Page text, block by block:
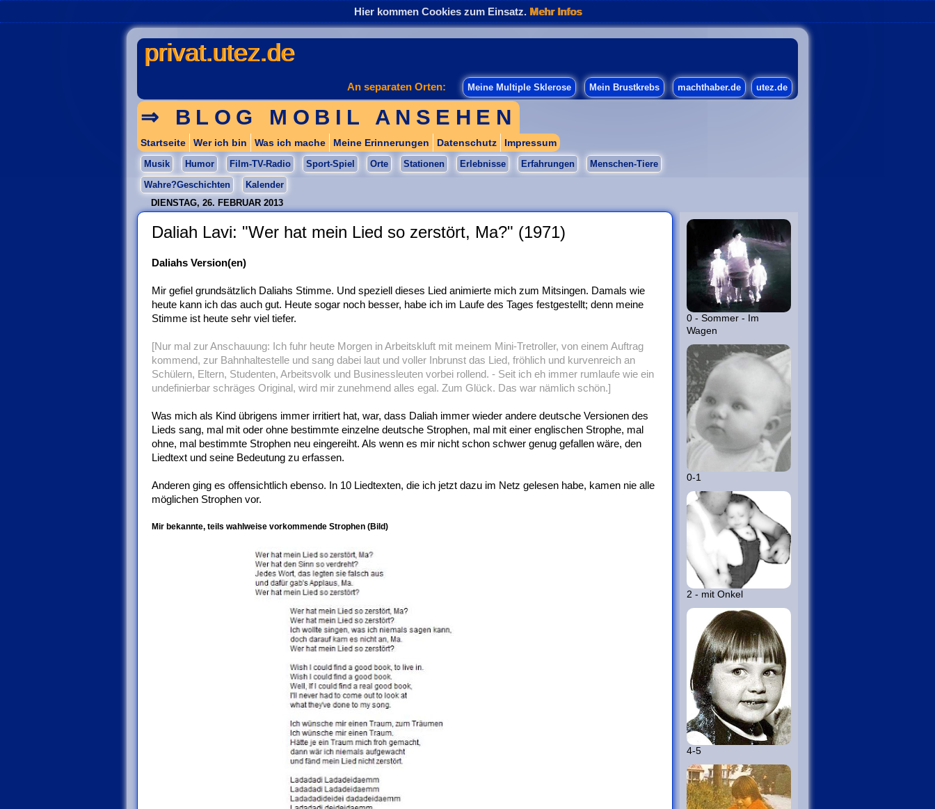
Hier kommen Cookies zum Einsatz. Mehr Infos
privat.utez.de
An separaten Orten: Meine Multiple Sklerose Mein Brustkrebs machthaber.de utez.de
⇒ BLOG MOBIL ANSEHEN
Startseite Wer ich bin Was ich mache Meine Erinnerungen Datenschutz Impressum
Musik Humor Film-TV-Radio Sport-Spiel Orte Stationen Erlebnisse Erfahrungen
Menschen-Tiere
Wahre?Geschichten
Kalender
DIENSTAG, 26. FEBRUAR 2013
Daliah Lavi: "Wer hat mein Lied so zerstört, Ma?" (1971)
Daliahs Version(en)
Mir gefiel grundsätzlich Daliahs Stimme. Und speziell dieses Lied animierte mich zum Mitsingen. Damals wie
heute kann ich das auch gut. Heute sogar noch besser, habe ich im Laufe des Tages festgestellt; denn meine
Stimme ist heute sehr viel tiefer.
[Nur mal zur Anschauung: Ich fuhr heute Morgen in Arbeitskluft mit meinem Mini-Tretroller, von einem Auftrag
kommend, zur Bahnhaltestelle und sang dabei laut und voller Inbrunst das Lied, fröhlich und kurvenreich an
Schülern, Eltern, Studenten, Arbeitsvolk und Businessleuten vorbei rollend. - Seit ich eh immer rumlaufe wie ein
undefinierbar schräges Original, wird mir zunehmend alles egal. Zum Glück. Das war nämlich schön.]
Was mich als Kind übrigens immer irritiert hat, war, dass Daliah immer wieder andere deutsche Versionen des
Lieds sang, mal mit oder ohne bestimmte einzelne deutsche Strophen, mal mit einer englischen Strophe, mal
ohne, mal bestimmte Strophen neu eingereiht. Als wenn es mir nicht schon schwer genug gefallen wäre, den
Liedtext und seine Bedeutung zu erfassen.
Anderen ging es offensichtlich ebenso. In 10 Liedtexten, die ich jetzt dazu im Netz gelesen habe, kamen nie alle
möglichen Strophen vor.
Mir bekannte, teils wahlweise vorkommende Strophen (Bild)
0 - Sommer - Im
Wagen
0-1
2 - mit Onkel
4-5